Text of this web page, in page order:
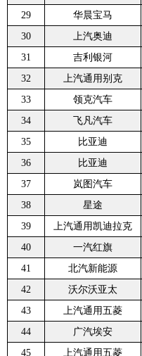
29
华晨宝马
30
上汽奥迪
31
吉利银河
32
上汽通用别克
33
领克汽车
34
飞凡汽车
35
比亚迪
36
比亚迪
37
岚图汽车
38
星途
39
上汽通用凯迪拉克
40
一汽红旗
41
北汽新能源
42
沃尔沃亚太
43
上汽通用五菱
44
广汽埃安
45
上汽通用五菱